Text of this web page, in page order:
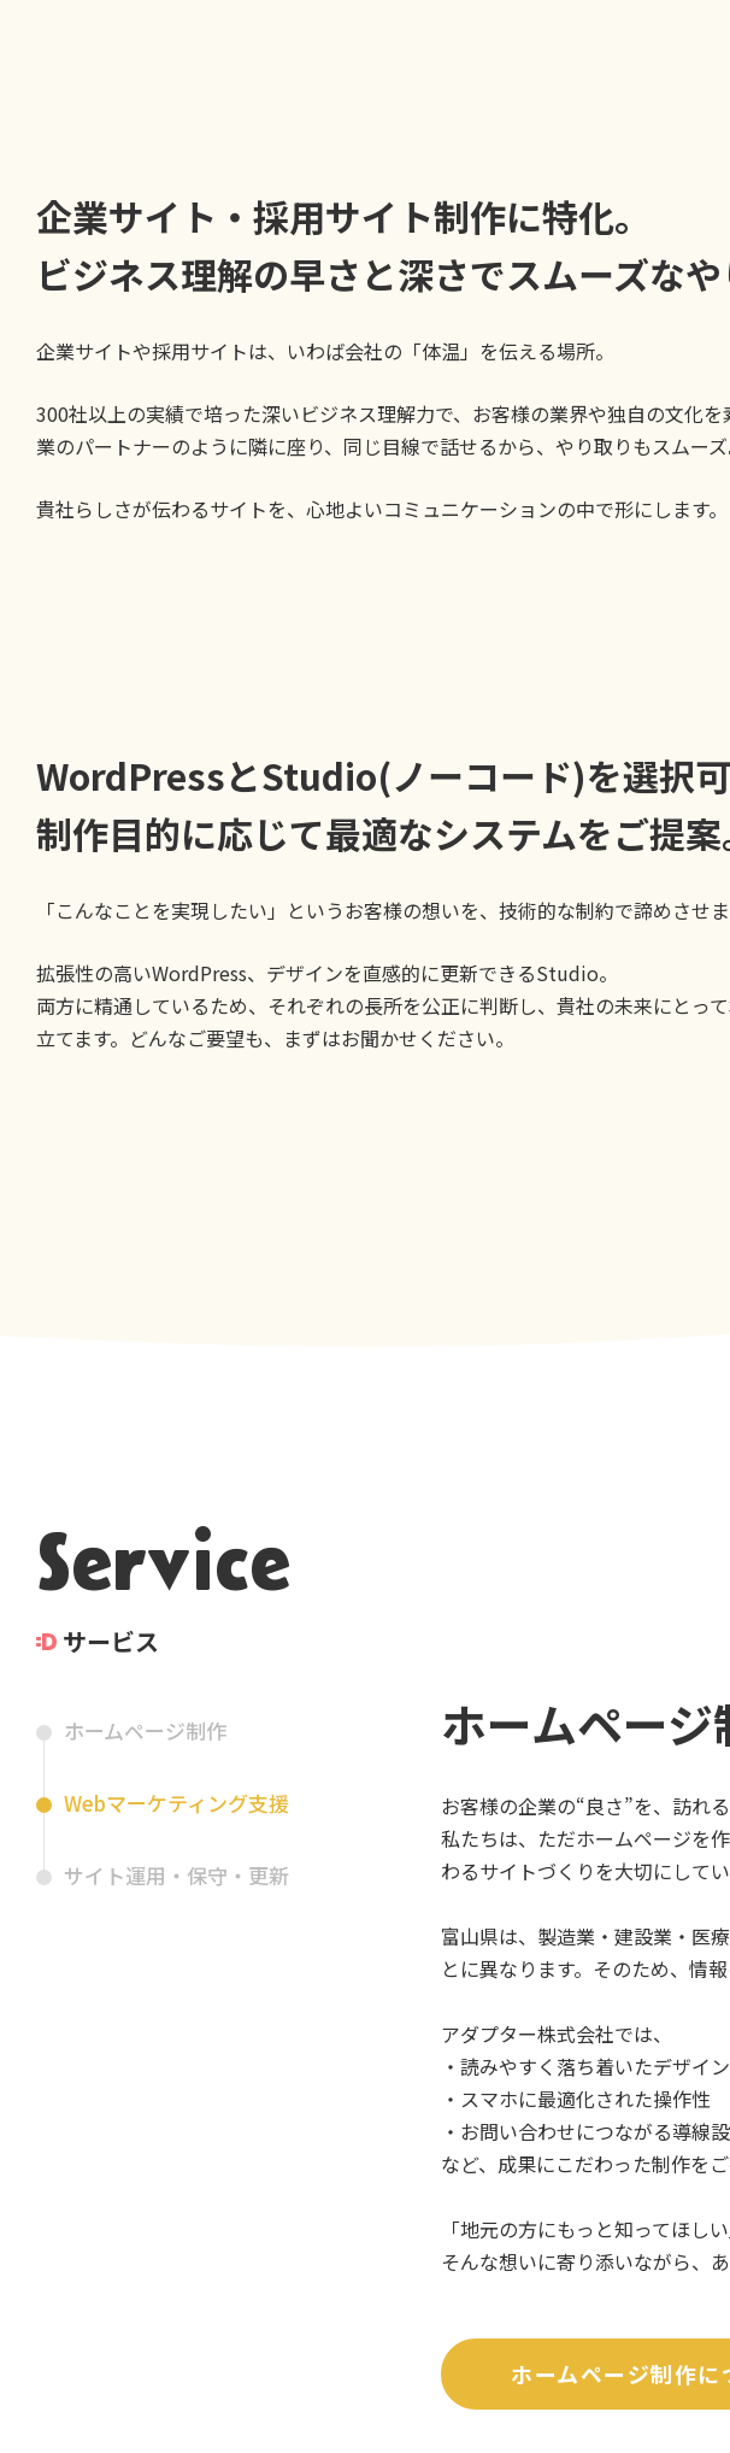
企業サイト・採用サイト制作に特化。
ビジネス理解の早さと深さでスムーズなや
企業サイトや採用サイトは、いわば会社の「体温」を伝える場所。
300社以上の実績で培った深いビジネス理解力で、お客様の業界や独自の文化
業のパートナーのように隣に座り、同じ目線で話せるから、やり取りもスムーズ
貴社らしさが伝わるサイトを、心地よいコミュニケーションの中で形にします。
WordPressとStudio(ノーコード)を選択可
制作目的に応じて最適なシステムをご提案
「こんなことを実現したい」というお客様の想いを、技術的な制約で諦めさせま
拡張性の高いWordPress、デザインを直感的に更新できるStudio。
両方に精通しているため、それぞれの長所を公正に判断し、貴社の未来にとっ
立てます。どんなご要望も、まずはお聞かせください。
Service
サービス
ホームページ制作
Webマーケティング支援
サイト運用・保守・更新
ホームページ
お客様の企業の“良さ”を、訪れ
私たちは、ただホームページを
わるサイトづくりを大切にしてい
富山県は、製造業・建設業・医
とに異なります。そのため、情
アダプター株式会社では、
・読みやすく落ち着いたデザイン
・スマホに最適化された操作性
・お問い合わせにつながる導線
など、成果にこだわった制作をご
「地元の方にもっと知ってほし
そんな想いに寄り添いながら、
ホームページ制作に